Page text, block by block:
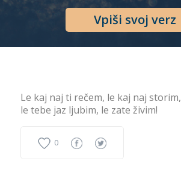
Vpiši svoj verz
Le kaj naj ti rečem, le kaj naj storim,
le tebe jaz ljubim, le zate živim!
0